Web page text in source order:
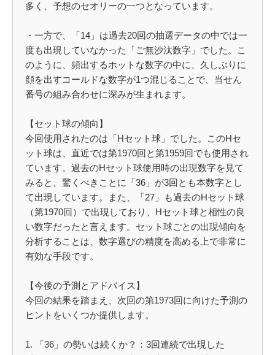
多く、予想のセオリーの一つとなっています。
・一方で、「14」は過去20回の抽選データの中では一
度も出現していなかった「ご無沙汰数字」でした。こ
のように、頻出するホットな数字の中に、久しぶりに
顔を出すコールドな数字が1つ混じることで、当せん
番号の組み合わせに深みが生まれます。
【セット球の傾向】
今回使用されたのは「Hセット球」でした。このHセ
ット球は、直近では第1970回と第1959回でも使用され
ています。過去のHセット球使用時の出現数字を見て
みると、驚くべきことに「36」が3回とも本数字とし
て出現しています。また、「27」も過去のHセット球
（第1970回）で出現しており、Hセット球と相性の良
い数字だったと言えます。セット球ごとの出現傾向を
分析することは、数字選びの精度を高める上で非常に
有効な手段です。
【今後の予測とアドバイス】
今回の結果を踏まえ、次回の第1973回に向けた予測の
ヒントをいくつか提供します。
1. 「36」の勢いは続くか？：3回連続で出現した